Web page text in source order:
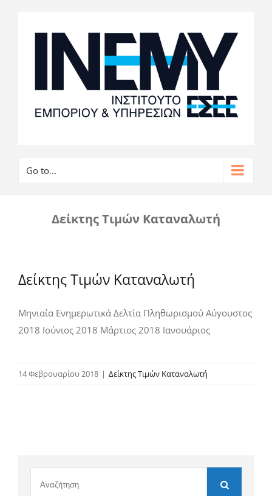
Go to...
Δείκτης Τιμών Καταναλωτή
Δείκτης Τιμών Καταναλωτή
Μηνιαία Ενημερωτικά Δελτία Πληθωρισμού Αύγουστος
2018 Ιούνιος 2018 Μάρτιος 2018 Ιανουάριος
14 Φεβρουαρίου 2018 | Δείκτης Τιμών Καταναλωτή